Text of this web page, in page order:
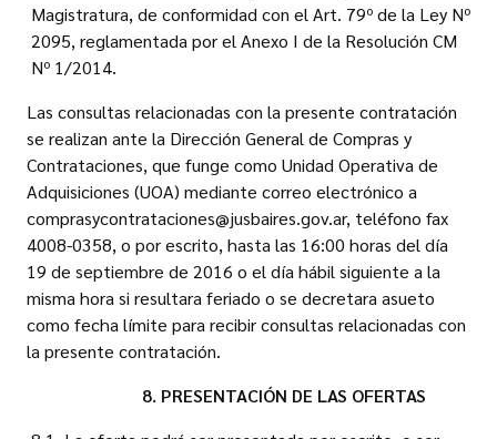
Magistratura, de conformidad con el Art. 79º de la Ley Nº
2095, reglamentada por el Anexo I de la Resolución CM
Nº 1/2014.
Las consultas relacionadas con la presente contratación
se realizan ante la Dirección General de Compras y
Contrataciones, que funge como Unidad Operativa de
Adquisiciones (UOA) mediante correo electrónico a
comprasycontrataciones@jusbaires.gov.ar, teléfono fax
4008-0358, o por escrito, hasta las 16:00 horas del día
19 de septiembre de 2016 o el día hábil siguiente a la
misma hora si resultara feriado o se decretara asueto
como fecha límite para recibir consultas relacionadas con
la presente contratación.
8. PRESENTACIÓN DE LAS OFERTAS